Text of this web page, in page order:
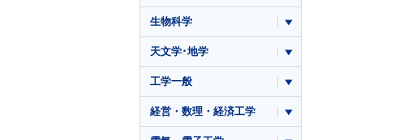
生物科学
天文学･地学
工学一般
経営・数理・経済工学